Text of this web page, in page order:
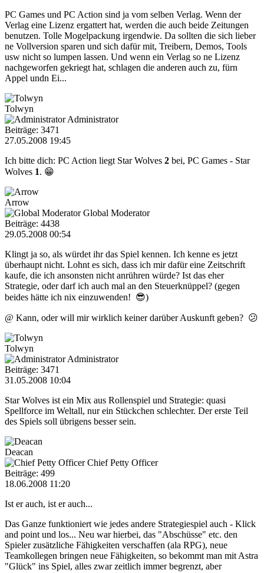
PC Games und PC Action sind ja vom selben Verlag. Wenn der
Verlag eine Lizenz ergattert hat, werden die auch beide Zeitungen
benutzen. Tolle Mogelpackung irgendwie. Da sollten die sich lieber
ne Vollversion sparen und sich dafür mit, Treibern, Demos, Tools
usw nicht so lumpen lassen. Und wenn ein Verlag so ne Lizenz
nachgeworfen gekriegt hat, schlagen die anderen auch zu, fürn
Appel undn Ei...
Tolwyn
Administrator
Beiträge: 3471
27.05.2008 19:45
Ich bitte dich: PC Action liegt Star Wolves 2 bei, PC Games - Star
Wolves 1. 😁
Arrow
Global Moderator
Beiträge: 4438
29.05.2008 00:54
Klingt ja so, als würdet ihr das Spiel kennen. Ich kenne es jetzt
überhaupt nicht. Lohnt es sich, dass ich mir dafür eine Zeitschrift
kaufe, die ich ansonsten nicht anrühren würde? Ist das eher
Strategie, oder darf ich auch mal an den Steuerknüppel? (gegen
beides hätte ich nix einzuwenden! 😎)
@ Kann, oder will mir wirklich keiner darüber Auskunft geben? 😕
Tolwyn
Administrator
Beiträge: 3471
31.05.2008 10:04
Star Wolves ist ein Mix aus Rollenspiel und Strategie: quasi
Spellforce im Weltall, nur ein Stückchen schlechter. Der erste Teil
des Spiels soll übrigens besser sein.
Deacan
Chief Petty Officer
Beiträge: 499
18.06.2008 11:20
Ist er auch, ist er auch...
Das Ganze funktioniert wie jedes andere Strategiespiel auch - Klick
and point und los... Neu war hierbei, das "Abschüsse" etc. den
Spieler zusätzliche Fähigkeiten verschaffen (ala RPG), neue
Teamkollegen bringen neue Fähigkeiten, so bekommt man mit Astra
"Glück" ins Spiel, alles zwar zeitlich immer begrenzt, aber